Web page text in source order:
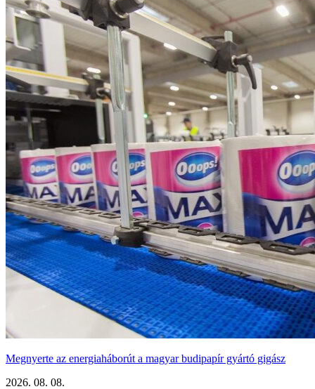
Megnyerte az energiaháborút a magyar budipapír gyártó gigász
2026. 08. 08.